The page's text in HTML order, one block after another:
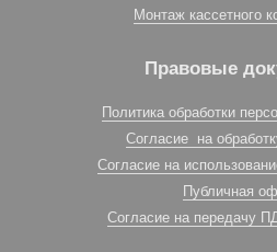
Монтаж кассетного
Правовые
Политика обработки
Согласие на
Согласие на
Публичная
Согласие на передачу